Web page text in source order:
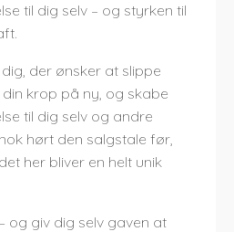
til dig selv – og styrken til
der ønsker at slippe
krop på ny, og skabe
til dig selv og andre
hørt den salgstale før,
her bliver en helt unik
og giv dig selv gaven at